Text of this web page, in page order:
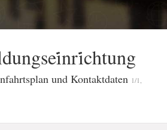
und Kontaktdaten 1/1,